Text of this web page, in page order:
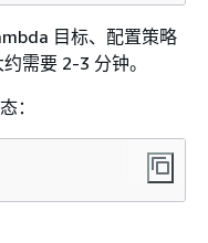
目标、配置策略
需要 2-3 分钟。
：